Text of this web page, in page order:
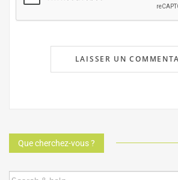
Que cherchez-vous ?